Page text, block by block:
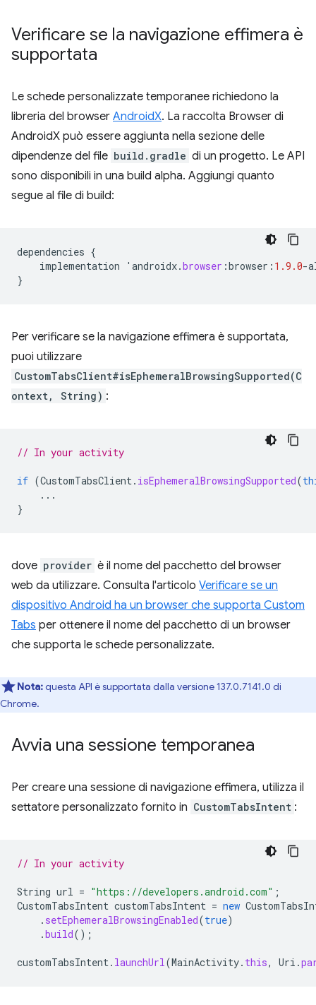
Verificare se la navigazione effimera è
supportata
Le schede personalizzate temporanee richiedono la
libreria del browser AndroidX. La raccolta Browser di
AndroidX può essere aggiunta nella sezione delle
dipendenze del file build.gradle di un progetto. Le API
sono disponibili in una build alpha. Aggiungi quanto
segue al file di build:
dependencies {
implementation
' androidx.browser :browser : 1.9.0-
}
Per verificare se la navigazione effimera è supportata,
puoi utilizzare
CustomTabsClient#isEphemeralBrowsingSupported(C
ontext, String) :
// In your activity
if (CustomTabsClient. isEphemeralBrowsingSupported(
...
}
dove provider è il nome del pacchetto del browser
web da utilizzare. Consulta l'articolo Verificare se un
dispositivo Android ha un browser che supporta Custom
Tabs per ottenere il nome del pacchetto di un browser
che supporta le schede personalizzate.
Nota:questa API è supportata dalla versione 137.0.7141.0 di
Chrome.
Avvia una sessione temporanea
Per creare una sessione di navigazione effimera, utilizza il
settatore personalizzato fornito in CustomTabsIntent :
// In your activity
String url = "https://developers.android.com" ;
CustomTabsIntent customTabsIntent = new
. setEphemeralBrowsingEnabled(true)
.build();
customTabsIntent. launchUrl(MainActivity. this, Uri .